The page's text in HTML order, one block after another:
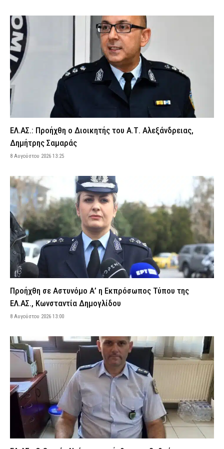
ΕΦΕΤ: Ανακαλείται παρτίδα γνωστής μαρμελάδας – Τι πρέπει να
προσέξουν οι καταναλωτές
ΕΙΔΗΣΕΙΣ 8 Αυγούστου 2026 18:40
Λευκάδα και Κέρκυρα: Τέσσερις άνδρες συνελήφθησαν για
κατοχή ναρκωτικών
ΑΣΤΥΝΟΜΙΑ 8 Αυγούστου 2026 18:27
Greek Mafia: Ποιοι είναι οι δύο νέοι συλληφθέντες της «ομάδας
Έντικ» – Το «πίτμπουλ», το «μπουλντόγκ» και οι εκβιασμοί
Σοβαρό τροχαίο με γουρούνα στη Μυρτιά Πύργου –
Τραυματίστηκε στο κεφάλι ο αναβάτης
ΕΙΔΗΣΕΙΣ 8 Αυγούστου 2026 17:56
Ηράκλειο: Απέπλευσε παρά την απαγόρευση – Συνελήφθη
38χρονος κυβερνήτης σκάφους
ΑΣΤΥΝΟΜΙΑ 8 Αυγούστου 2026 17:39
Θλίψη στην ΕΛ.ΑΣ. – Έφυγε από τη ζωή ο απόστρατος
αστυνομικός Νικόλαος Κρυωνίδης
ΣΩΜΑΤΑ ΑΣΦΑΛΕΙΑΣ 8 Αυγούστου 2026 17:23
Χωρίς τις αισθήσεις του ανασύρθηκε 43χρονος αλλοδαπός στη
Μετώπη
ΕΙΔΗΣΕΙΣ 8 Αυγούστου 2026 16:57
Ποιοι πληρώνονται από e-ΕΦΚΑ και ΔΥΠΑ μέχρι τις 14 Αυγούστου
CAPITAL 8 Αυγούστου 2026 16:48
περιφέρειες βρίσκονται σε συναγερμό
ΕΙΔΗΣΕΙΣ 8 Αυγούστου 2026 16:34
Σοβαρό τροχαίο στη Χαλκιδική: Στο «Παπαγεωργίου»
δικυκλιστής μετά από σύγκρουση
ΕΙΔΗΣΕΙΣ 8 Αυγούστου 2026 16:14
Φωτιά σε χαμηλή βλάστηση στη Σίνδο Θεσσαλονίκης – Ισχυρή
κινητοποίηση της Πυροσβεστικής
ΕΙΔΗΣΕΙΣ 8 Αυγούστου 2026 16:01
Λευκάδα: Συνελήφθη 58χρονος μετά την καταγγελία της
ΕΛ.ΑΣ.: Προήχθη ο Διοικητής του Α.Τ. Αλεξάνδρειας,
Δημήτρης Σαμαράς
8 Αυγούστου 2026 13:25
Προήχθη σε Αστυνόμο Α’ η Εκπρόσωπος Τύπου της
ΕΛ.ΑΣ., Κωνσταντία Δημογλίδου
8 Αυγούστου 2026 13:00